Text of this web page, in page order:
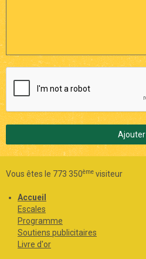
Ajouter
Vous êtes le 773 350ème visiteur
Accueil
Escales
Programme
Soutiens publicitaires
Livre d'or